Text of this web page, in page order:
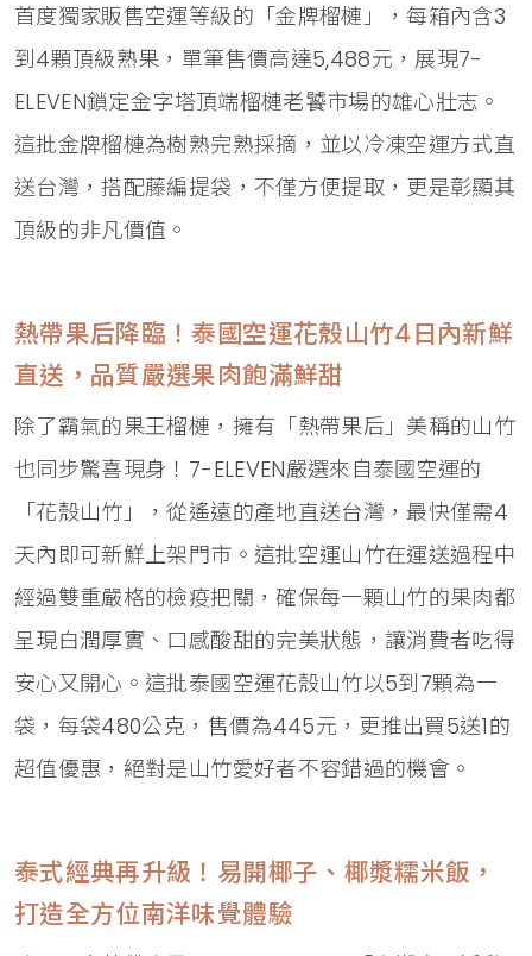
首度獨家販售空運等級的「金牌榴槤」，每箱內含3
到4顆頂級熟果，單筆售價高達5,488元，展現7-
ELEVEN鎖定金字塔頂端榴槤老饕市場的雄心壯志。
這批金牌榴槤為樹熟完熟採摘，並以冷凍空運方式直
送台灣，搭配藤編提袋，不僅方便提取，更是彰顯其
頂級的非凡價值。
熱帶果后降臨！泰國空運花殼山竹4日內新鮮
直送，品質嚴選果肉飽滿鮮甜
除了霸氣的果王榴槤，擁有「熱帶果后」美稱的山竹
也同步驚喜現身！7-ELEVEN嚴選來自泰國空運的
「花殼山竹」，從遙遠的產地直送台灣，最快僅需4
天內即可新鮮上架門市。這批空運山竹在運送過程中
經過雙重嚴格的檢疫把關，確保每一顆山竹的果肉都
呈現白潤厚實、口感酸甜的完美狀態，讓消費者吃得
安心又開心。這批泰國空運花殼山竹以5到7顆為一
袋，每袋480公克，售價為445元，更推出買5送1的
超值優惠，絕對是山竹愛好者不容錯過的機會。
泰式經典再升級！易開椰子、椰漿糯米飯，
打造全方位南洋味覺體驗